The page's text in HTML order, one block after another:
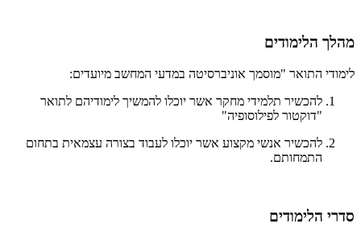
מהלך הלימודים
לימודי התואר "מוסמך אוניברסיטה במדעי המחשב מיועדים:
להכשיר תלמידי מחקר אשר יוכלו להמשיך לימודיהם לתואר
"דוקטור לפילוסופיה"
להכשיר אנשי מקצוע אשר יוכלו לעבוד בצורה עצמאית בתחום
התמחותם.
סדרי הלימודים